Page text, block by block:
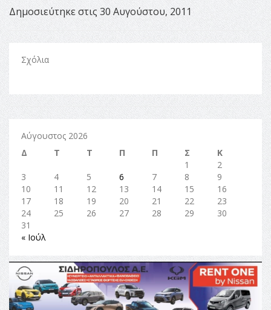
Δημοσιεύτηκε στις 30 Αυγούστου, 2011
Σχόλια
Αύγουστος 2026
Δ
Τ Τ Π Π Σ
Κ
1
2
3
4 5 6 7 8
9
10
11 12 13 14 15
16
17
18 19 20 21 22
23
24
25 26 27 28 29
30
31
« Ιούλ